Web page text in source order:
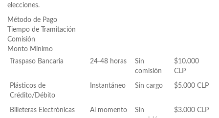
elecciones.
Método de Pago
Tiempo de Tramitación
Comisión
Monto Mínimo
Traspaso Bancaria
24-48 horas
Sin
comisión
$10.000
CLP
Plásticos de
Crédito/Débito
Instantáneo Sin cargo $5.000 CLP
Billeteras Electrónicas Al momento
Sin
$3.000 CLP